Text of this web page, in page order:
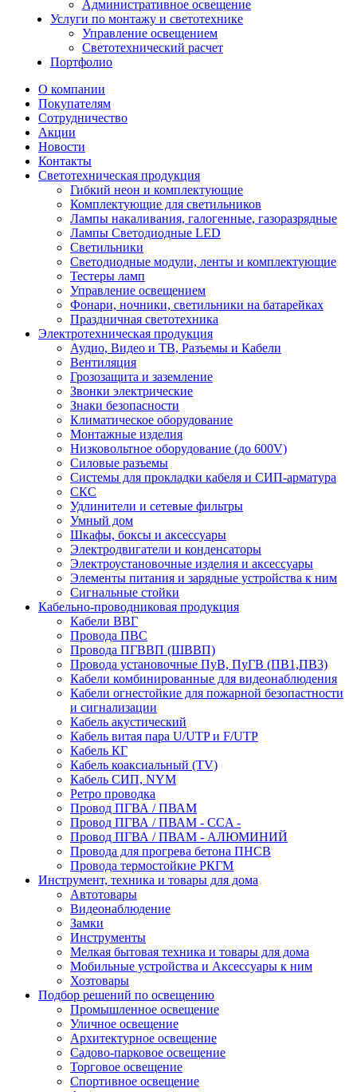
Административное освещение
Услуги по монтажу и светотехнике
Управление освещением
Светотехнический расчет
Портфолио
О компании
Покупателям
Сотрудничество
Акции
Новости
Контакты
Светотехническая продукция
Гибкий неон и комплектующие
Комплектующие для светильников
Лампы накаливания, галогенные, газоразрядные
Лампы Светодиодные LED
Светильники
Светодиодные модули, ленты и комплектующие
Тестеры ламп
Управление освещением
Фонари, ночники, светильники на батарейках
Праздничная светотехника
Электротехническая продукция
Аудио, Видео и ТВ, Разъемы и Кабели
Вентиляция
Грозозащита и заземление
Звонки электрические
Знаки безопасности
Климатическое оборудование
Монтажные изделия
Низковольтное оборудование (до 600V)
Силовые разъемы
Системы для прокладки кабеля и СИП-арматура
СКС
Удлинители и сетевые фильтры
Умный дом
Шкафы, боксы и аксессуары
Электродвигатели и конденсаторы
Электроустановочные изделия и аксессуары
Элементы питания и зарядные устройства к ним
Сигнальные стойки
Кабельно-проводниковая продукция
Кабели ВВГ
Провода ПВС
Провода ПГВВП (ШВВП)
Провода установочные ПуВ, ПуГВ (ПВ1,ПВ3)
Кабели комбинированные для видеонаблюдения
Кабели огнестойкие для пожарной безопастности
и сигнализации
Кабель акустический
Кабель витая пара U/UTP и F/UTP
Кабель КГ
Кабель коаксиальный (TV)
Кабель СИП, NYM
Ретро проводка
Провод ПГВА / ПВАМ
Провод ПГВА / ПВАМ - CCA -
Провод ПГВА / ПВАМ - АЛЮМИНИЙ
Провода для прогрева бетона ПНСВ
Провода термостойкие РКГМ
Инструмент, техника и товары для дома
Автотовары
Видеонаблюдение
Замки
Инструменты
Мелкая бытовая техника и товары для дома
Мобильные устройства и Аксессуары к ним
Хозтовары
Подбор решений по освещению
Промышленное освещение
Уличное освещение
Архитектурное освещение
Садово-парковое освещение
Торговое освещение
Спортивное освещение